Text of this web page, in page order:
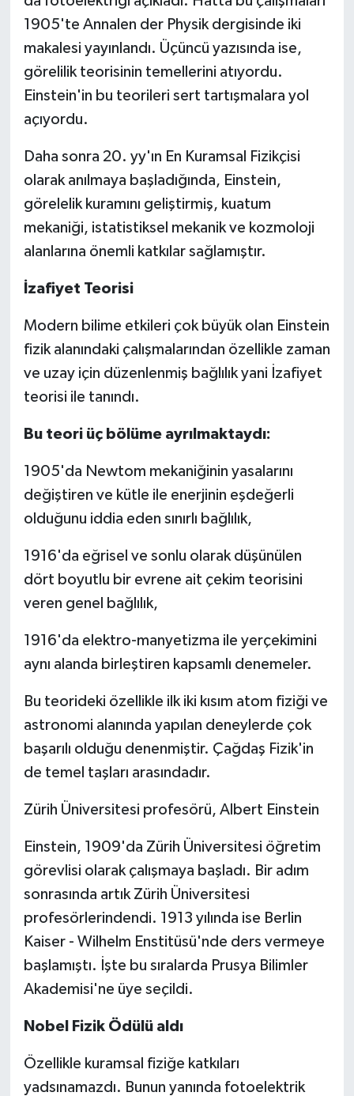
1905'te Annalen der Physik dergisinde iki
makalesi yayınlandı. Üçüncü yazısında ise,
görelilik teorisinin temellerini atıyordu.
Einstein'in bu teorileri sert tartışmalara yol
açıyordu.
Daha sonra 20. yy'ın En Kuramsal Fizikçisi
olarak anılmaya başladığında, Einstein,
görelelik kuramını geliştirmiş, kuatum
mekaniği, istatistiksel mekanik ve kozmoloji
alanlarına önemli katkılar sağlamıştır.
İzafiyet Teorisi
Modern bilime etkileri çok büyük olan Einstein
fizik alanındaki çalışmalarından özellikle zaman
ve uzay için düzenlenmiş bağlılık yani İzafiyet
teorisi ile tanındı.
Bu teori üç bölüme ayrılmaktaydı:
1905'da Newtom mekaniğinin yasalarını
değiştiren ve kütle ile enerjinin eşdeğerli
olduğunu iddia eden sınırlı bağlılık,
1916'da eğrisel ve sonlu olarak düşünülen
dört boyutlu bir evrene ait çekim teorisini
veren genel bağlılık,
1916'da elektro-manyetizma ile yerçekimini
aynı alanda birleştiren kapsamlı denemeler.
Bu teorideki özellikle ilk iki kısım atom fiziği ve
astronomi alanında yapılan deneylerde çok
başarılı olduğu denenmiştir. Çağdaş Fizik'in
de temel taşları arasındadır.
Zürih Üniversitesi profesörü, Albert Einstein
Einstein, 1909'da Zürih Üniversitesi öğretim
görevlisi olarak çalışmaya başladı. Bir adım
sonrasında artık Zürih Üniversitesi
profesörlerindendi. 1913 yılında ise Berlin
Kaiser - Wilhelm Enstitüsü'nde ders vermeye
başlamıştı. İşte bu sıralarda Prusya Bilimler
Akademisi'ne üye seçildi.
Nobel Fizik Ödülü aldı
Özellikle kuramsal fiziğe katkıları
yadsınamazdı. Bunun yanında fotoelektrik